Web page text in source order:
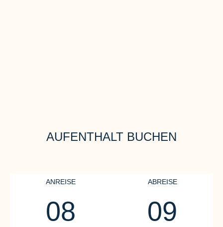
AUFENTHALT BUCHEN
ANREISE
08
ABREISE
09